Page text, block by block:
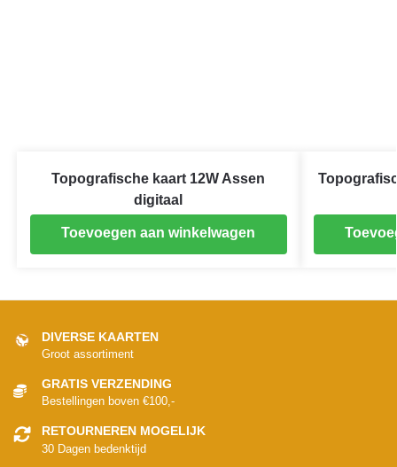
Topografische kaart 12W Assen
digitaal
Toevoegen aan winkelwagen
DIVERSE KAARTEN
Groot assortiment
GRATIS VERZENDING
Bestellingen boven €100,-
RETOURNEREN MOGELIJK
30 Dagen bedenktijd